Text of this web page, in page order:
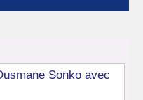
Sonko avec